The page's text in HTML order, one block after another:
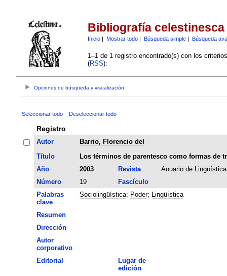
Bibliografía celestinesca
Inicio| Mostrar todo| Búsqueda simple| Búsqueda
1–1 de 1 registro encontrado(s) con los
(RSS):
Opciones de búsqueda y visualización
Seleccionar todo Deseleccionar todo
Registro
Autor
Barrio, Florencio del
Título
Los términos de parentesco como formas de
Año
2003 Revista
Anuario de
Número
19
Fascículo
Palabras
clave
Sociolingüística; Poder; Lingüística
Resumen
Dirección
Autor
corporativo
Editorial
Lugar de
edición